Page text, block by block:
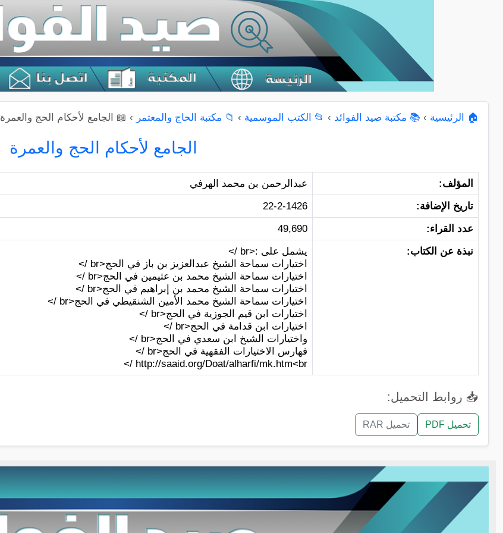
🏠 الرئيسية › 📚 مكتبة صيد الفوائد › 📂 الكتب الموسمية › 📁 مكتبة الحاج والمعتمر › 📖 الجامع لأحكام الحج والعمرة
الجامع لأحكام الحج والعمرة
المؤلف:
عبدالرحمن بن محمد الهرفي
تاريخ الإضافة:
22-2-1426
عدد القراء:
49,690
نبذة عن الكتاب:
يشمل على :<br />
اختيارات سماحة الشيخ عبدالعزيز بن باز في الحج<br />
اختيارات سماحة الشيخ محمد بن عثيمين في الحج<br />
اختيارات سماحة الشيخ محمد بن إبراهيم في الحج<br />
اختيارات سماحة الشيخ محمد الأمين الشنقيطي في الحج<br />
اختيارات ابن قيم الجوزية في الحج<br />
اختيارات ابن قدامة في الحج<br />
واختيارات الشيخ ابن سعدي في الحج<br />
فهارس الاختيارات الفقهية في الحج<br />
http://saaid.org/Doat/alharfi/mk.htm<br />
📥 روابط التحميل:
تحميل PDF تحميل RAR